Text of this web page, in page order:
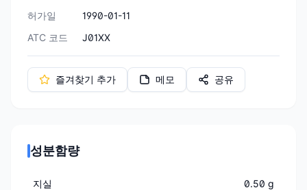
허가일
1990-01-11
ATC 코드
J01XX
즐겨찾기 추가 메모 공유
성분함량
지실 0.50 g